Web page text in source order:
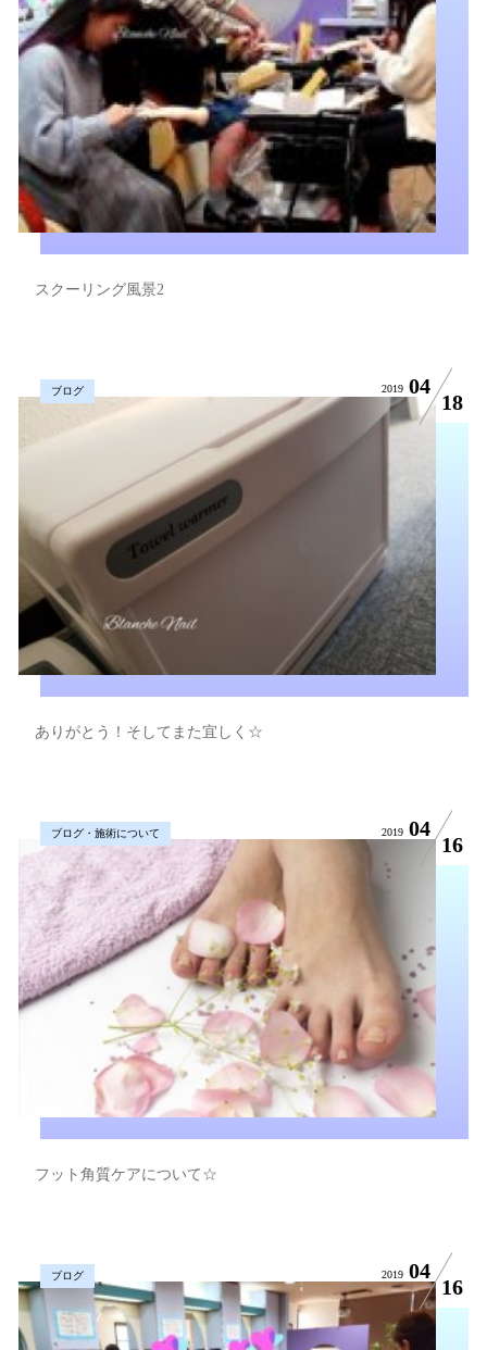
スクーリング風景2
ブログ 2019 04
18
ありがとう！そしてまた宜しく☆
ブログ・施術について 2019 04
16
フット角質ケアについて☆
ブログ 2019 04
16